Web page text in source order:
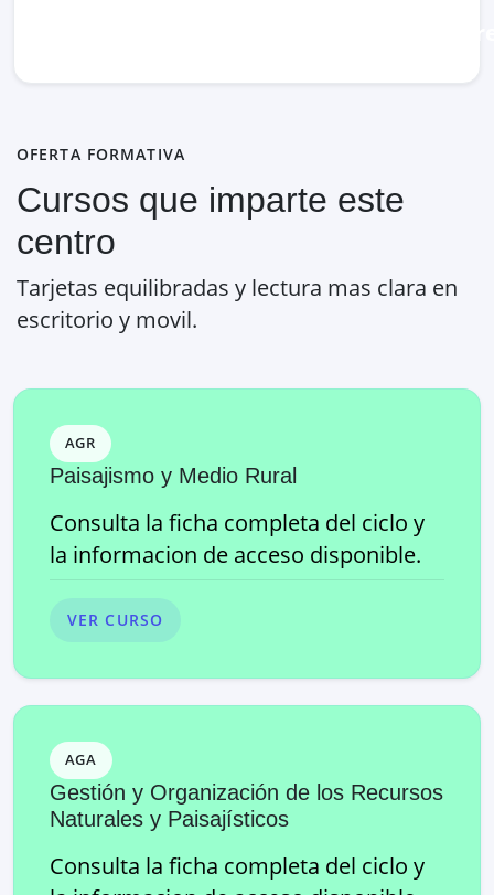
OFERTA FORMATIVA
Cursos que imparte este
centro
Tarjetas equilibradas y lectura mas clara en
escritorio y movil.
AGR
Paisajismo y Medio Rural
Consulta la ficha completa del ciclo y
la informacion de acceso disponible.
VER CURSO
AGA
Gestión y Organización de los Recursos
Naturales y Paisajísticos
Consulta la ficha completa del ciclo y